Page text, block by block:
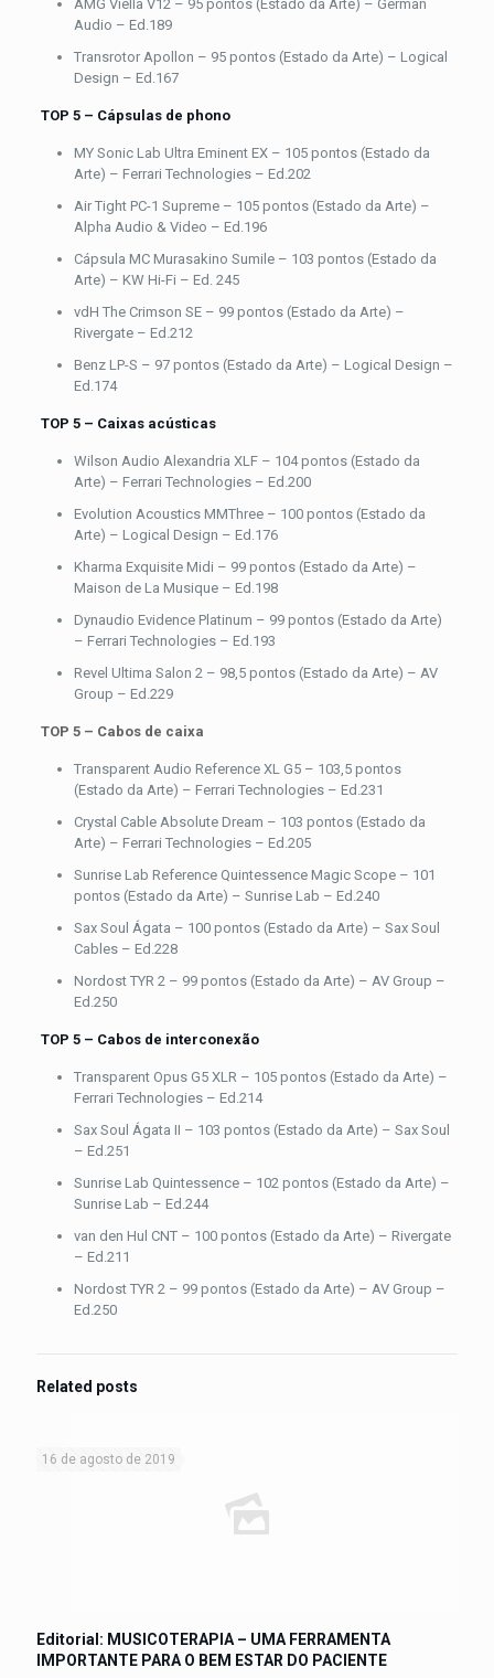
AMG Viella V12 – 95 pontos (Estado da Arte) – German
Audio – Ed.189
Transrotor Apollon – 95 pontos (Estado da Arte) – Logical
Design – Ed.167
TOP 5 – Cápsulas de phono
MY Sonic Lab Ultra Eminent EX – 105 pontos (Estado da
Arte) – Ferrari Technologies – Ed.202
Air Tight PC-1 Supreme – 105 pontos (Estado da Arte) –
Alpha Audio & Video – Ed.196
Cápsula MC Murasakino Sumile – 103 pontos (Estado da
Arte) – KW Hi-Fi – Ed. 245
vdH The Crimson SE – 99 pontos (Estado da Arte) –
Rivergate – Ed.212
Benz LP-S – 97 pontos (Estado da Arte) – Logical Design –
Ed.174
TOP 5 – Caixas acústicas
Wilson Audio Alexandria XLF – 104 pontos (Estado da
Arte) – Ferrari Technologies – Ed.200
Evolution Acoustics MMThree – 100 pontos (Estado da
Arte) – Logical Design – Ed.176
Kharma Exquisite Midi – 99 pontos (Estado da Arte) –
Maison de La Musique – Ed.198
Dynaudio Evidence Platinum – 99 pontos (Estado da Arte)
– Ferrari Technologies – Ed.193
Revel Ultima Salon 2 – 98,5 pontos (Estado da Arte) – AV
Group – Ed.229
TOP 5 – Cabos de caixa
Transparent Audio Reference XL G5 – 103,5 pontos
(Estado da Arte) – Ferrari Technologies – Ed.231
Crystal Cable Absolute Dream – 103 pontos (Estado da
Arte) – Ferrari Technologies – Ed.205
Sunrise Lab Reference Quintessence Magic Scope – 101
pontos (Estado da Arte) – Sunrise Lab – Ed.240
Sax Soul Ágata – 100 pontos (Estado da Arte) – Sax Soul
Cables – Ed.228
Nordost TYR 2 – 99 pontos (Estado da Arte) – AV Group –
Ed.250
TOP 5 – Cabos de interconexão
Transparent Opus G5 XLR – 105 pontos (Estado da Arte) –
Ferrari Technologies – Ed.214
Sax Soul Ágata II – 103 pontos (Estado da Arte) – Sax Soul
– Ed.251
Sunrise Lab Quintessence – 102 pontos (Estado da Arte) –
Sunrise Lab – Ed.244
van den Hul CNT – 100 pontos (Estado da Arte) – Rivergate
– Ed.211
Nordost TYR 2 – 99 pontos (Estado da Arte) – AV Group –
Ed.250
Related posts
16 de agosto de 2019
Editorial: MUSICOTERAPIA – UMA FERRAMENTA
IMPORTANTE PARA O BEM ESTAR DO PACIENTE